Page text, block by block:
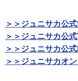
＞＞ジュニサカ公
＞＞ジュニサカ公
＞＞ジュニサカ公
＞＞ジュニサカオ